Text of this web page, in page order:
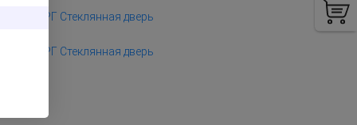
ОКСБЕРГ Стеклянная дверь
ОКСБЕРГ Стеклянная дверь